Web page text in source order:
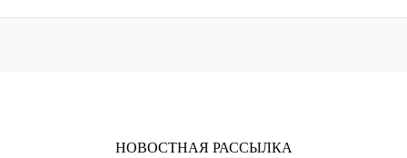
НОВОСТНАЯ РАССЫЛКА